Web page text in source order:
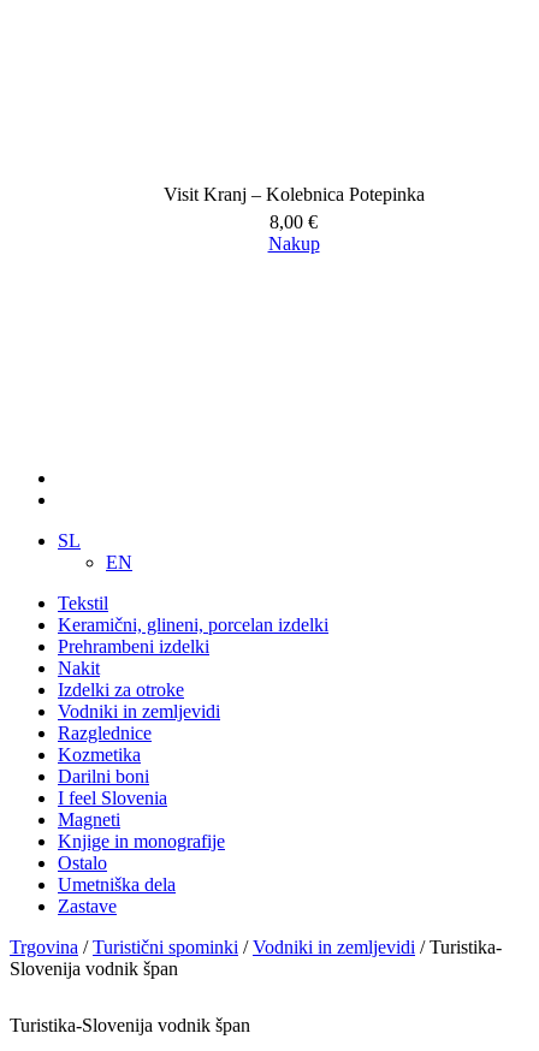
Visit Kranj – Kolebnica Potepinka
8,00 €
Nakup
SL
EN
Tekstil
Keramični, glineni, porcelan izdelki
Prehrambeni izdelki
Nakit
Izdelki za otroke
Vodniki in zemljevidi
Razglednice
Kozmetika
Darilni boni
I feel Slovenia
Magneti
Knjige in monografije
Ostalo
Umetniška dela
Zastave
Trgovina /Turistični spominki /Vodniki in zemljevidi / Turistika-
Slovenija vodnik špan
Turistika-Slovenija vodnik špan